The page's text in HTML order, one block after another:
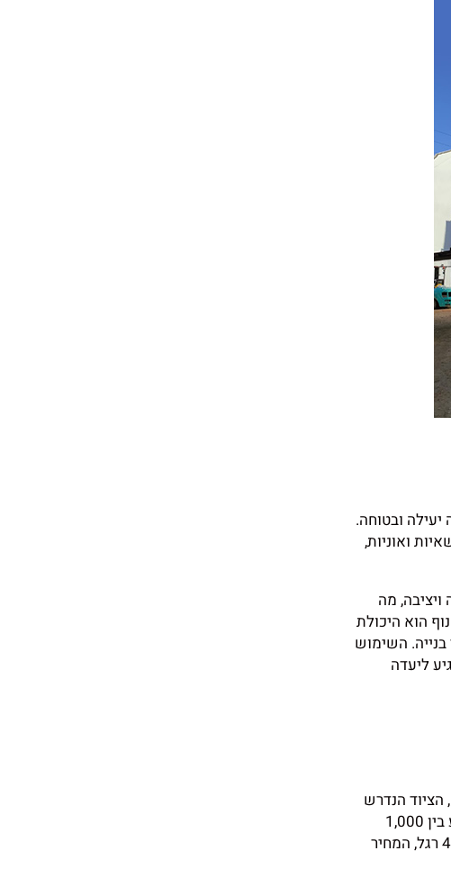
יעילה ובטוחה.
ואוניות,
מה
הוא היכולת
השימוש
ליעדה
הנדרש
והמורכבות של התהליך. בממוצע, מחיר הובלת מכולה סטנדרטית בגודל 20 רגל נע בין 1,000
ל-3,000 שקלים, תלוי במרחק ובתנאי ההובלה. עבור מכולות גדולות יותר בגודל 40 רגל, המחיר